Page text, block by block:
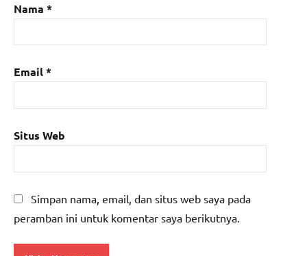
Nama *
Email*
Situs Web
Simpan nama, email, dan situs web saya pada
peramban ini untuk komentar saya berikutnya.